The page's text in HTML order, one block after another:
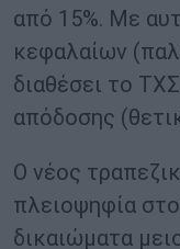
από 15%. Με
κεφαλαίων
διαθέσει το
απόδοσης
Ο νέος
πλειοψηφία
δικαιώματα